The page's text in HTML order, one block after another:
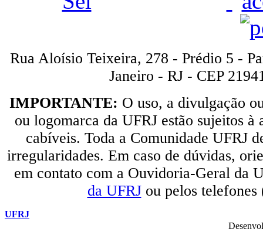
Rua Aloísio Teixeira, 278 - Prédio 5 -
Janeiro - RJ - CEP
IMPORTANTE: O uso, a divulgação
ou logomarca da UFRJ estão sujeitos
cabíveis. Toda a Comunidade UFRJ
irregularidades. Em caso de dúvidas,
em contato com a Ouvidoria-Geral da
da UFRJou pelos telefones
UFRJ